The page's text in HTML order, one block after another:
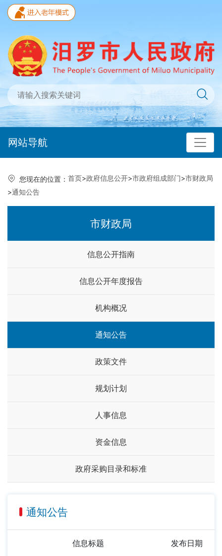
网站导航
您现在的位置： 首页>政府信息公开>市政府组成部门>市财政局
>通知公告
市财政局
信息公开指南
信息公开年度报告
机构概况
通知公告
政策文件
规划计划
人事信息
资金信息
政府采购目录和标准
通知公告
信息标题 发布日期